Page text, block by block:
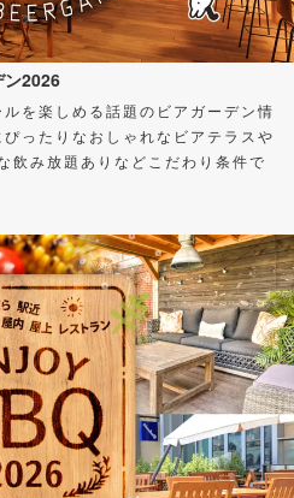
ン2026
を楽しめる話題のビアガーデン情
ったりなおしゃれなビアテラスや
飲み放題ありなどこだわり条件で